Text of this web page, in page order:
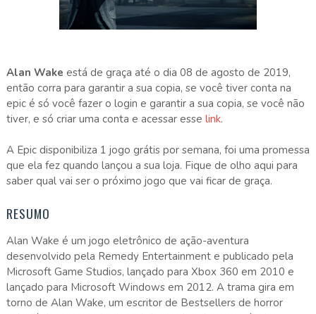
Alan Wake está de graça até o dia 08 de agosto de 2019,
então corra para garantir a sua copia, se você tiver conta na
epic é só você fazer o login e garantir a sua copia, se você não
tiver, e só criar uma conta e acessar esse link.
A Epic disponibiliza 1 jogo grátis por semana, foi uma promessa
que ela fez quando lançou a sua loja. Fique de olho aqui para
saber qual vai ser o próximo jogo que vai ficar de graça.
RESUMO
Alan Wake é um jogo eletrônico de ação-aventura
desenvolvido pela Remedy Entertainment e publicado pela
Microsoft Game Studios, lançado para Xbox 360 em 2010 e
lançado para Microsoft Windows em 2012. A trama gira em
torno de Alan Wake, um escritor de Bestsellers de horror